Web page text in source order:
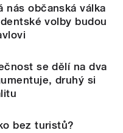
nás občanská válka
volby budou
se dělí na dva
druhý si
bez turistů?